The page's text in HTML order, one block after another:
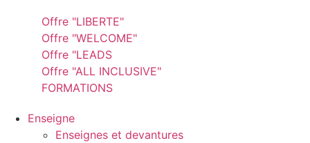
Offre "LIBERTE"
Offre "WELCOME"
Offre "LEADS
Offre "ALL INCLUSIVE"
FORMATIONS
Enseigne
Enseignes et devantures